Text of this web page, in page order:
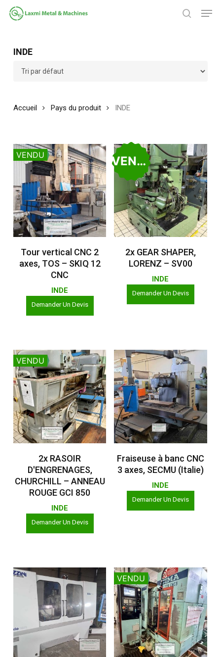
Passer
INDE
Accueil Pays du produit INDE
VENDU
Lire La Suite
Tour vertical CNC 2
axes, TOS – SKIQ 12
CNC
INDE
Demander Un Devis
VENDU
Lire La Suite
2x GEAR SHAPER,
LORENZ – SV00
INDE
Demander Un Devis
VENDU
Lire La Suite
2x RASOIR
D'ENGRENAGES,
CHURCHILL – ANNEAU
ROUGE GCI 850
INDE
Demander Un Devis
Lire La Suite
Fraiseuse à banc CNC
3 axes, SECMU (Italie)
INDE
Demander Un Devis
VENDU